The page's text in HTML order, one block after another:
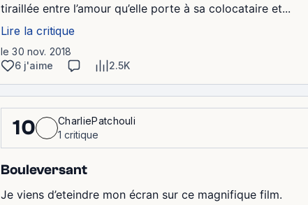
tiraillée entre l’amour qu’elle porte à sa colocataire et...
Lire la critique
le 30 nov. 2018
6 j'aime
2.5K
10
CharliePatchouli
1 critique
Bouleversant
Je viens d’eteindre mon écran sur ce magnifique film.